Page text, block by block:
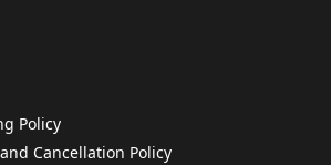
Policy
Cancellation Policy